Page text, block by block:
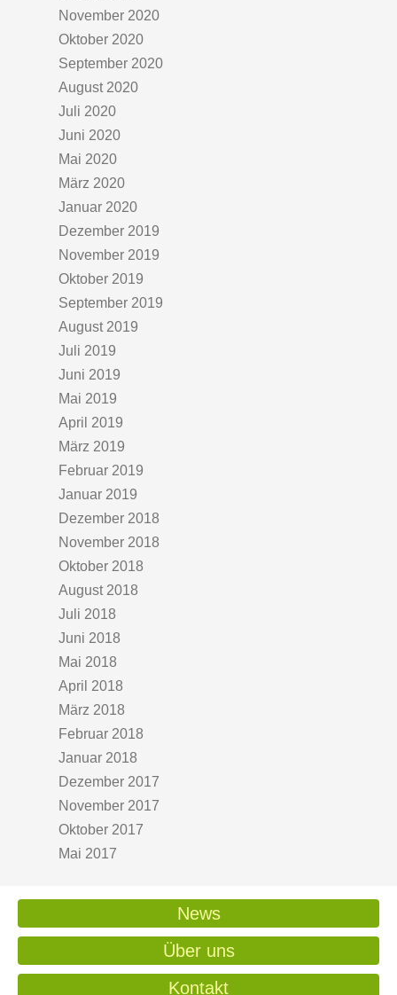
November 2020
Oktober 2020
September 2020
August 2020
Juli 2020
Juni 2020
Mai 2020
März 2020
Januar 2020
Dezember 2019
November 2019
Oktober 2019
September 2019
August 2019
Juli 2019
Juni 2019
Mai 2019
April 2019
März 2019
Februar 2019
Januar 2019
Dezember 2018
November 2018
Oktober 2018
August 2018
Juli 2018
Juni 2018
Mai 2018
April 2018
März 2018
Februar 2018
Januar 2018
Dezember 2017
November 2017
Oktober 2017
Mai 2017
News
Über uns
Kontakt